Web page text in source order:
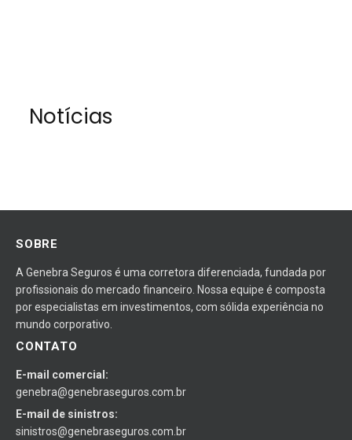
Notícias
SOBRE
A Genebra Seguros é uma corretora diferenciada, fundada por
profissionais do mercado financeiro. Nossa equipe é composta
por especialistas em investimentos, com sólida experiência no
mundo corporativo.
CONTATO
E-mail comercial:
genebra@genebraseguros.com.br
E-mail de sinistros:
sinistros@genebraseguros.com.br